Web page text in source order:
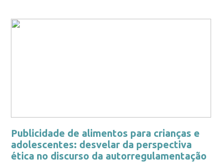
Publicidade de alimentos para crianças e
adolescentes: desvelar da perspectiva
ética no discurso da autorregulamentação